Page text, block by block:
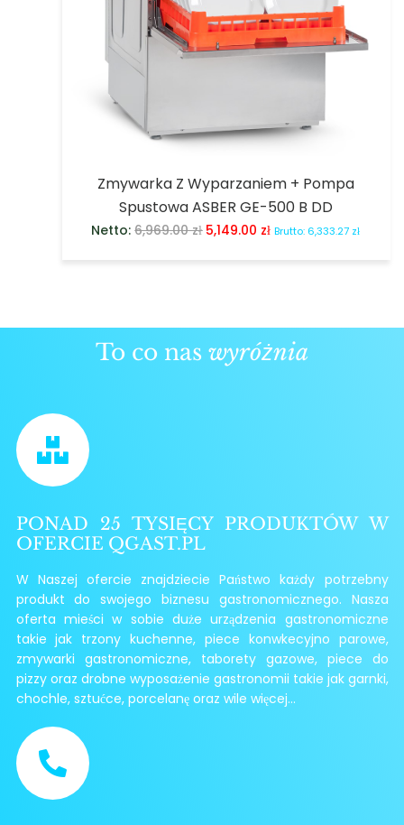
Zmywarka Z Wyparzaniem + Pompa
Spustowa ASBER GE-500 B DD
Netto:6,969.00zł 5,149.00 zł Brutto: 6,333.27 zł
To co nas wyróżnia
PONAD 25 TYSIĘCY PRODUKTÓW W
OFERCIE QGAST.PL
W Naszej ofercie znajdziecie Państwo każdy potrzebny
produkt do swojego biznesu gastronomicznego. Nasza
oferta mieści w sobie duże urządzenia gastronomiczne
takie jak trzony kuchenne, piece konwkecyjno parowe,
zmywarki gastronomiczne, taborety gazowe, piece do
pizzy oraz drobne wyposażenie gastronomii takie jak garnki,
chochle, sztućce, porcelanę oraz wile więcej...